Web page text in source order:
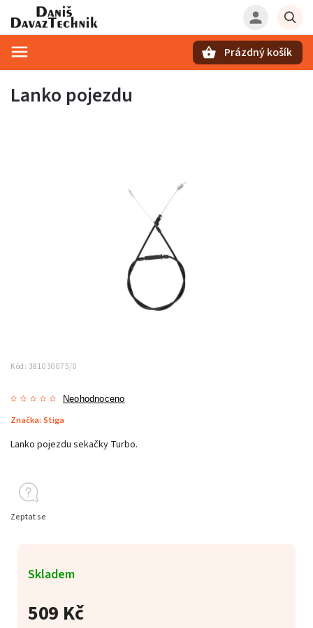
Prázdný košík
Lanko pojezdu
Kód: 381030075/0
Neohodnoceno
Značka: Stiga
509 Kč
Skladem
Lanko pojezdu sekačky Turbo.
Zeptat se